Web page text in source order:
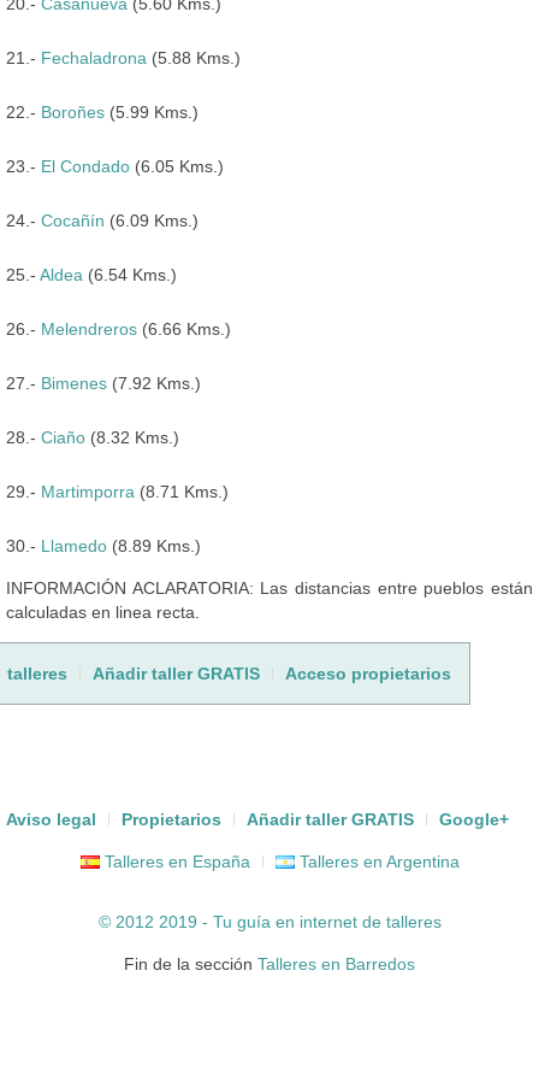
21.- Fechaladrona (5.88 Kms.)
22.- Boroñes (5.99 Kms.)
23.- El Condado (6.05 Kms.)
24.- Cocañín (6.09 Kms.)
25.- Aldea (6.54 Kms.)
26.- Melendreros (6.66 Kms.)
27.- Bimenes (7.92 Kms.)
28.- Ciaño (8.32 Kms.)
29.- Martimporra (8.71 Kms.)
30.- Llamedo (8.89 Kms.)
INFORMACIÓN ACLARATORIA: Las distancias entre pueblos están
calculadas en linea recta.
talleres Añadir taller GRATIS Acceso propietarios
Aviso legal Propietarios Añadir taller GRATIS Google+
Talleres en España Talleres en Argentina
© 2012 2019 - Tu guía en internet de talleres
Fin de la sección Talleres en Barredos